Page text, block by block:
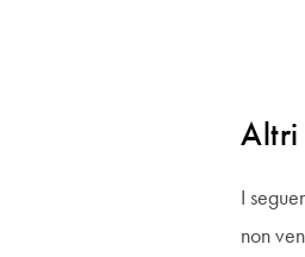
Altri
I
non